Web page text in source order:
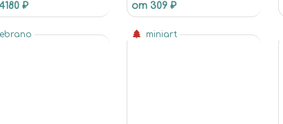
₽ от 309 ₽
miniart